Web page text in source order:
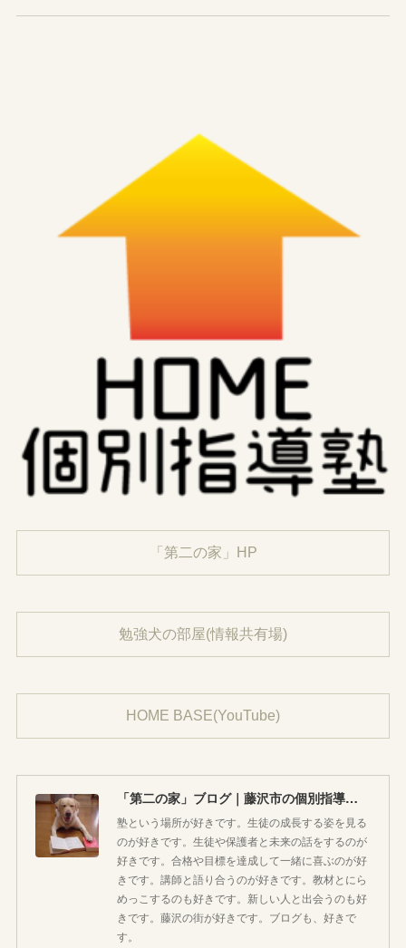
「第二の家」HP
勉強犬の部屋(情報共有場)
HOME BASE(YouTube)
「第二の家」ブログ｜藤沢市の個別指導塾のお話
塾という場所が好きです。生徒の成長する姿を見る
のが好きです。生徒や保護者と未来の話をするのが
好きです。合格や目標を達成して一緒に喜ぶのが好
きです。講師と語り合うのが好きです。教材とにら
めっこするのも好きです。新しい人と出会うのも好
きです。藤沢の街が好きです。ブログも、好きで
す。